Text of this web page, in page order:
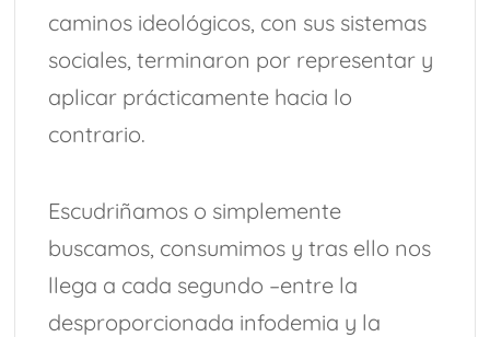
caminos ideológicos, con sus sistemas
sociales, terminaron por representar y
aplicar prácticamente hacia lo
contrario.
Escudriñamos o simplemente
buscamos, consumimos y tras ello nos
llega a cada segundo –entre la
desproporcionada infodemia y la